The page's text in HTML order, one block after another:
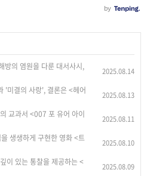
방의 염원을 다룬 대서사시,
2025.08.14
'미결의 사랑', 결론은 <헤어
2025.08.13
교과서 <007 포 유어 아이
2025.08.11
생생하게 구현한 영화 <트
2025.08.10
이 있는 통찰을 제공하는 <
2025.08.09